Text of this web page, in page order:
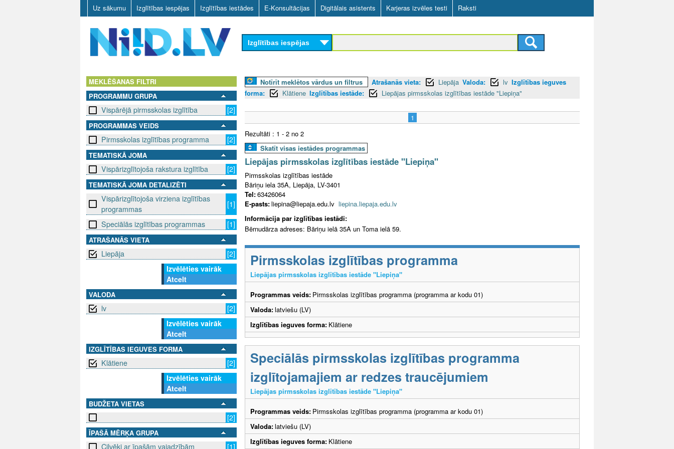
Skip
to
main
content
Uz sākumu Izglītības iespējas Izglītības iestādes E-Konsultācijas Digitālais asistents Karjeras izvēles testi Raksti
D
L
V
Izglītības iespējas
MEKLĒŠANAS FILTRI
PROGRAMMU GRUPA
Vispārējā pirmsskolas izglītība [2]
PROGRAMMAS VEIDS
Pirmsskolas izglītības programma [2]
TEMATISKĀ JOMA
Vispārizglītojoša rakstura izglītība [2]
TEMATISKĀ JOMA DETALIZĒTI
Vispārizglītojoša virziena izglītības
programmas
[1]
Speciālās izglītības programmas
[1]
ATRAŠANĀS VIETA
Liepāja
[2]
Izvēlēties vairāk
Atcelt
VALODA
lv
[2]
Izvēlēties vairāk
Atcelt
IZGLĪTĪBAS IEGUVES FORMA
Klātiene
[2]
Izvēlēties vairāk
Atcelt
BUDŽETA VIETAS
[2]
ĪPAŠĀ MĒRĶA GRUPA
Cilvēki ar īpašām vajadzībām [1]
Notīrīt meklētos vārdus un filtrus Atrašanās vieta: Liepāja Valoda: lv Izglītības ieguves
forma:
Klātiene Izglītības iestāde: Liepājas pirmsskolas izglītības iestāde "Liepiņa"
1
Rezultāti : 1 - 2 no 2
Skatīt visas iestādes programmas
Liepājas pirmsskolas izglītības iestāde "Liepiņa"
Pirmsskolas izglītības iestāde
Bāriņu iela 35A, Liepāja, LV-3401
Tel:63426064
E-pasts:liepina@liepaja.edu.lv liepina.liepaja.edu.lv
Informācija par izglītības iestādi:
Bērnudārza adreses: Bāriņu ielā 35A un Toma ielā 59.
Pirmsskolas izglītības programma
Liepājas pirmsskolas izglītības iestāde "Liepiņa"
Programmas veids: Pirmsskolas izglītības programma (programma ar kodu 01)
Valoda:latviešu (LV)
Izglītības ieguves forma: Klātiene
Speciālās pirmsskolas izglītības programma
izglītojamajiem ar redzes traucējumiem
Liepājas pirmsskolas izglītības iestāde "Liepiņa"
Programmas veids: Pirmsskolas izglītības programma (programma ar kodu 01)
Valoda:latviešu (LV)
Izglītības ieguves forma: Klātiene